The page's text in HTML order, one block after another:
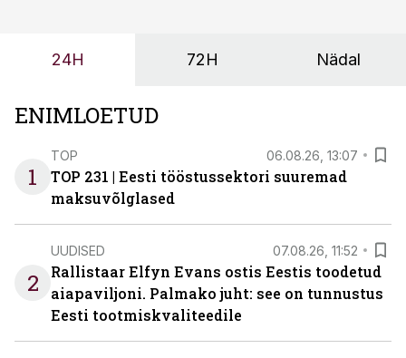
24H 72H Nädal
ENIMLOETUD
1
TOP 06.08.26, 13:07
TOP 231 | Eesti tööstussektori suuremad
maksuvõlglased
2
UUDISED 07.08.26, 11:52
Rallistaar Elfyn Evans ostis Eestis toodetud
aiapaviljoni. Palmako juht: see on tunnustus
Eesti tootmiskvaliteedile